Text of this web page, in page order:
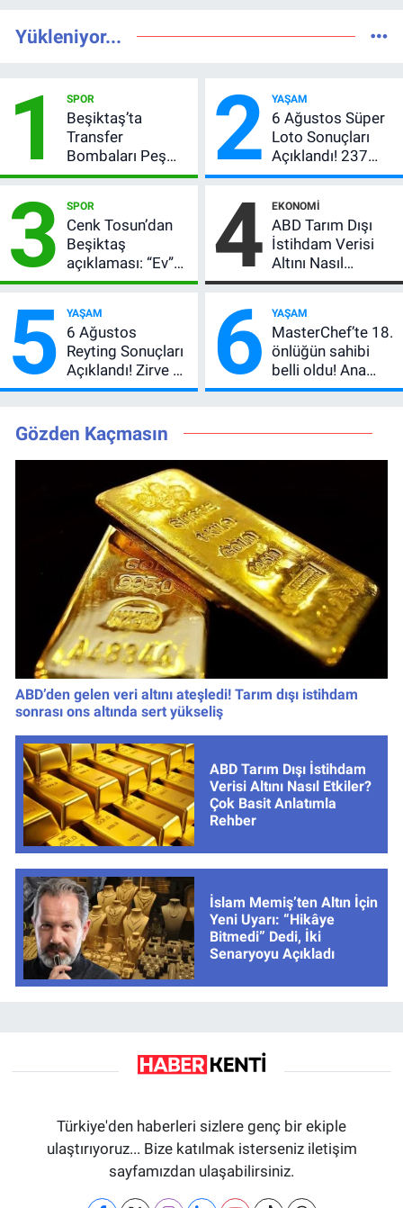
Yükleniyor...
1 SPOR
Beşiktaş’ta
Transfer
Bombaları Peş
Peşe! Adalı
Açıkladı, 5 Yıldız
Daha Listede
2 YAŞAM
6 Ağustos Süper
Loto Sonuçları
Açıklandı! 237
Milyon TL’lik
3 SPOR
Cenk Tosun’dan
Beşiktaş
açıklaması: “Ev”
dedi, asıl mesajı
verdi
4 EKONOMI
ABD Tarım Dışı
İstihdam Verisi
Altını Nasıl
Etkiler? Çok Basit
5 YAŞAM
6 Ağustos
Reyting Sonuçları
Açıklandı! Zirve El
Değiştirdi:
MasterChef'i
Geride Bıraktı
6 YAŞAM
MasterChef’te 18.
önlüğün sahibi
belli oldu! Ana
kadroya giren
Gözden Kaçmasın
ABD’den gelen veri altını ateşledi! Tarım dışı istihdam
sonrası ons altında sert yükseliş
ABD Tarım Dışı İstihdam
Verisi Altını Nasıl Etkiler?
Çok Basit Anlatımla
Rehber
İslam Memiş’ten Altın İçin
Yeni Uyarı: “Hikâye
Bitmedi” Dedi, İki
Senaryoyu Açıkladı
Türkiye'den haberleri sizlere genç bir ekiple
ulaştırıyoruz... Bize katılmak isterseniz iletişim
sayfamızdan ulaşabilirsiniz.